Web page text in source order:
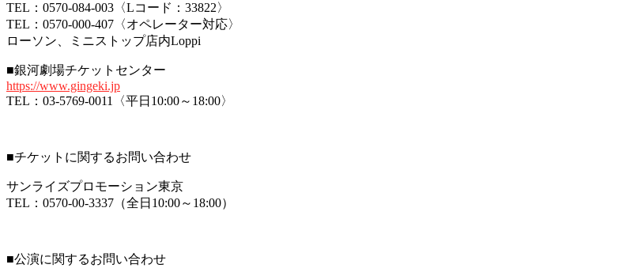
TEL：0570-084-003〈Lコード：33822〉
TEL：0570-000-407〈オペレーター対応〉
ローソン、ミニストップ店内Loppi
■銀河劇場チケットセンター
https://www.gingeki.jp
TEL：03-5769-0011〈平日10:00～18:00〉
■チケットに関するお問い合わせ
サンライズプロモーション東京
TEL：0570-00-3337（全日10:00～18:00）
■公演に関するお問い合わせ